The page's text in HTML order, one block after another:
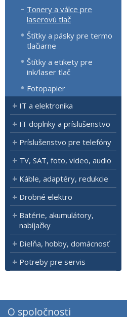
Tonery a válce pre
laserovú tlač
Štítky a pásky pre termo
tlačiarne
Štítky a etikety pre
ink/laser tlač
Fotopapier
IT a elektronika
IT doplnky a príslušenstvo
Príslušenstvo pre telefóny
TV, SAT, foto, video, audio
Káble, adaptéry, redukcie
Drobné elektro
Batérie, akumulátory,
nabíjačky
Dielňa, hobby, domácnosť
Potreby pre servis
O spoločnosti